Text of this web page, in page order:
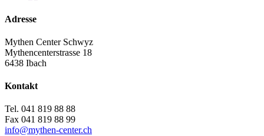
Adresse
Mythen Center Schwyz
Mythencenterstrasse 18
6438 Ibach
Kontakt
Tel. 041 819 88 88
Fax 041 819 88 99
info@mythen-center.ch